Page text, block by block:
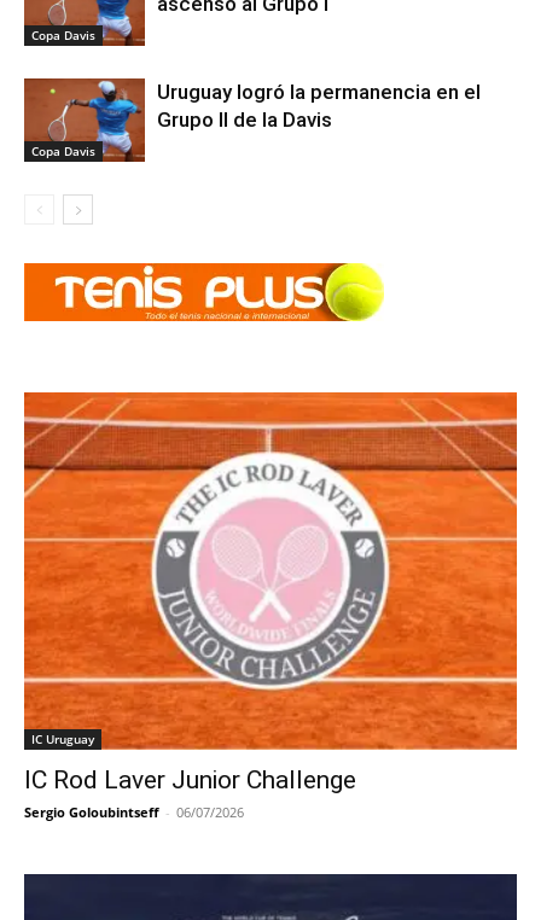
Copa Davis
Copa Davis
Uruguay logró la permanencia en el
Grupo II de la Davis
IC Uruguay
IC Rod Laver Junior Challenge
Sergio Goloubintseff - 06/07/2026